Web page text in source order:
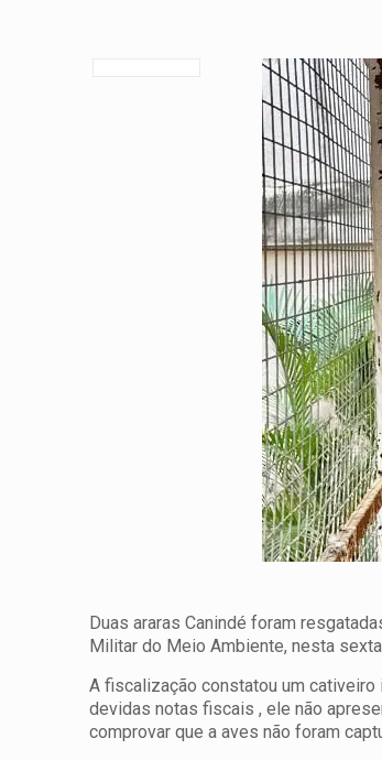
Duas araras Canindé foram
Militar do Meio Ambiente, nesta
A fiscalização constatou um
devidas notas fiscais , ele não
comprovar que a aves não foram